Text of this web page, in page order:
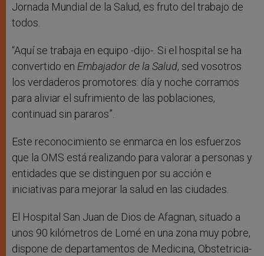
Jornada Mundial de la Salud, es fruto del trabajo de
todos.
“Aquí se trabaja en equipo -dijo-. Si el hospital se ha
convertido en Embajador de la Salud, sed vosotros
los verdaderos promotores: día y noche corramos
para aliviar el sufrimiento de las poblaciones,
continuad sin pararos”.
Este reconocimiento se enmarca en los esfuerzos
que la OMS está realizando para valorar a personas y
entidades que se distinguen por su acción e
iniciativas para mejorar la salud en las ciudades.
El Hospital San Juan de Dios de Afagnan, situado a
unos 90 kilómetros de Lomé en una zona muy pobre,
dispone de departamentos de Medicina, Obstetricia-